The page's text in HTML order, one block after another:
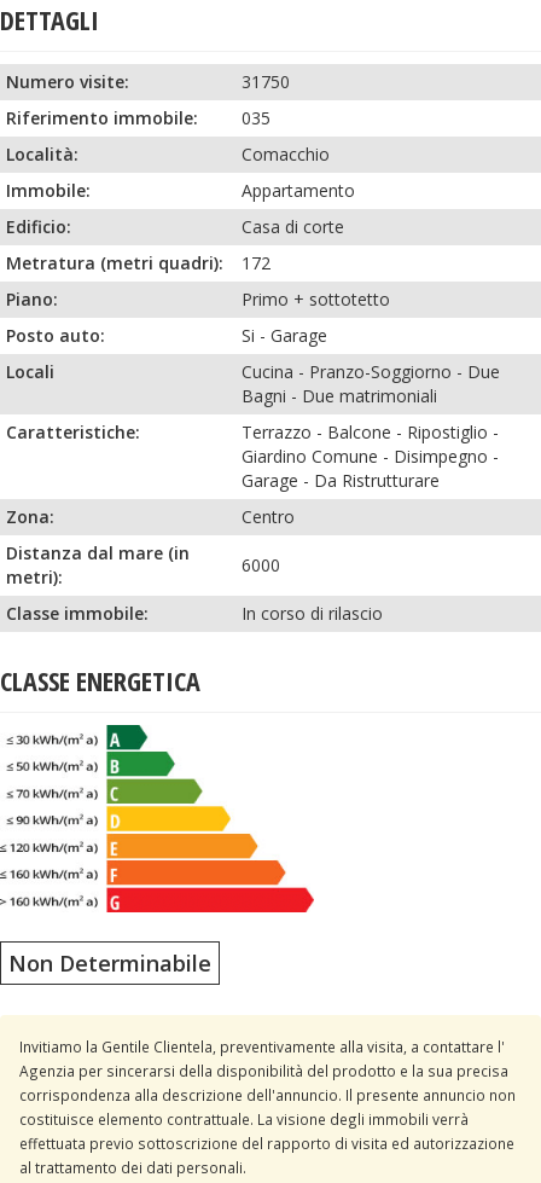
DETTAGLI
Numero visite:
31750
Riferimento immobile:
035
Località:
Comacchio
Immobile:
Appartamento
Edificio:
Casa di corte
Metratura (metri quadri):
172
Piano:
Primo + sottotetto
Posto auto:
Si - Garage
Locali
Cucina - Pranzo-Soggiorno - Due
Bagni - Due matrimoniali
Caratteristiche:
Terrazzo - Balcone - Ripostiglio -
Giardino Comune - Disimpegno -
Garage - Da Ristrutturare
Zona:
Centro
Distanza dal mare (in
metri):
6000
Classe immobile: In corso di rilascio
CLASSE ENERGETICA
Non Determinabile
Invitiamo la Gentile Clientela, preventivamente alla visita, a contattare l'
Agenzia per sincerarsi della disponibilità del prodotto e la sua precisa
corrispondenza alla descrizione dell'annuncio. Il presente annuncio non
costituisce elemento contrattuale. La visione degli immobili verrà
effettuata previo sottoscrizione del rapporto di visita ed autorizzazione
al trattamento dei dati personali.